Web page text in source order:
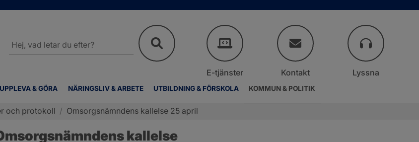
UPPLEVA & GÖRA NÄRINGSLIV & ARBETE UTBILDNING & FÖRSKOLA KOMMUN & POLITIK
webbplatsen
E-tjänster Kontakt Lyssna
och protokoll / Omsorgsnämndens kallelse 25 april
kallelse